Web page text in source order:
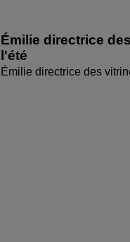
Émilie directrice
l'été
Émilie directrice des